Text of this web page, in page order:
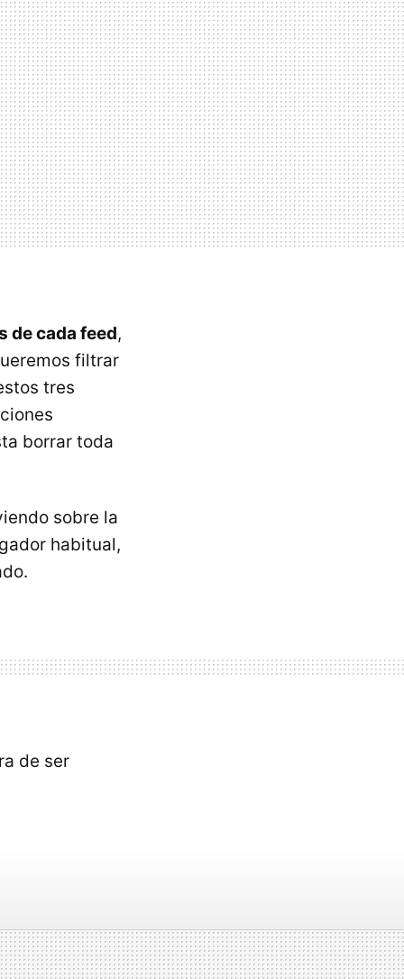
de cada feed,
filtrar
tres
borrar toda
sobre la
habitual,
de ser